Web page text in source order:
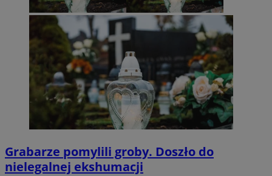
Grabarze pomylili groby. Doszło do
nielegalnej ekshumacji